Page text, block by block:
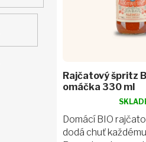
Rajčatový špritz
omáčka 330 ml
hodnocení
produktu
je
Domácí BIO
dodá chuť